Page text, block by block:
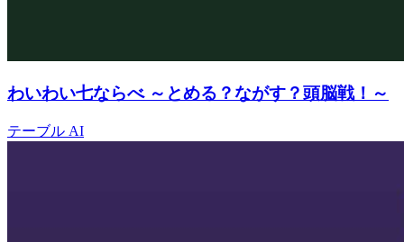
わいわい七ならべ ～とめる？ながす？頭脳戦！～
テーブル AI